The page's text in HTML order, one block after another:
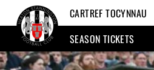
CARTREF TOCYNNAU
SEASON TICKETS